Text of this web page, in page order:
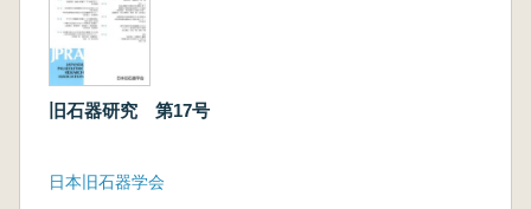
旧石器研究 第17号
日本旧石器学会